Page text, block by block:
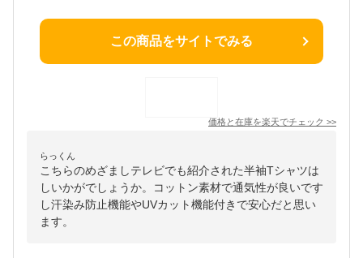
この商品をサイトでみる
価格と在庫を楽天でチェック >>
らっくん
こちらのめざましテレビでも紹介された半袖Tシャツは
しいかがでしょうか。コットン素材で通気性が良いです
し汗染み防止機能やUVカット機能付きで安心だと思い
ます。